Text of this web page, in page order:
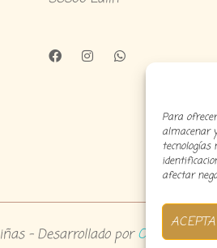
Para
almacenar
tecnologías
afectar
– Desarrollado porO